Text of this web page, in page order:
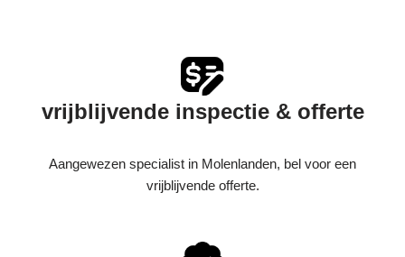
vrijblijvende inspectie & offerte
Aangewezen specialist in Molenlanden, bel voor een
vrijblijvende offerte.